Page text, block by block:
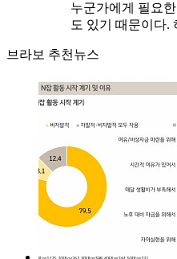
누군가에게 필요
도 있기 때문이다.
브라보 추천뉴스